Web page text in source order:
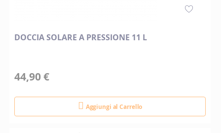
DOCCIA SOLARE A PRESSIONE 11 L
44,90 €
Aggiungi al Carrello